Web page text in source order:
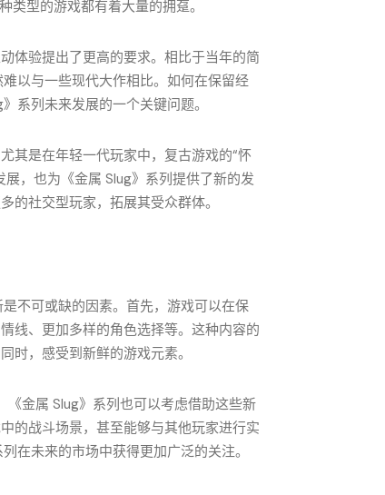
型的游戏都有着大量的拥趸。
体验提出了更高的要求。相比于当年的简
以与一些现代大作相比。如何在保留经
系列未来发展的一个关键问题。
其是在年轻一代玩家中，复古游戏的“怀
，也为《金属 Slug》系列提供了新的发
的社交型玩家，拓展其受众群体。
不可或缺的因素。首先，游戏可以在保
线、更加多样的角色选择等。这种内容的
时，感受到新鲜的游戏元素。
金属 Slug》系列也可以考虑借助这些新
的战斗场景，甚至能够与其他玩家进行实
在未来的市场中获得更加广泛的关注。